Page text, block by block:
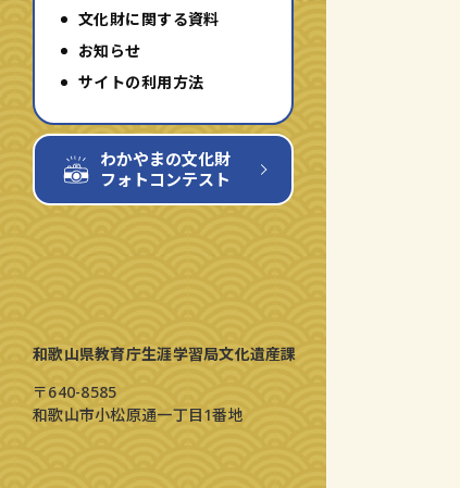
文化財に関する資料
お知らせ
サイトの利用方法
わかやまの文化財
フォトコンテスト
和歌山県教育庁生涯学習局文化遺産課
〒640-8585
和歌山市小松原通一丁目1番地